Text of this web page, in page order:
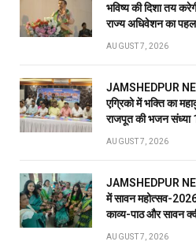
भविष्य की दिशा तय
राज्य अधिवेशन का
AUGUST 7, 2026
JAMSHEDPUR
एग्रिको में भक्ति का
राजपूत की भजन संध्या
AUGUST 7, 2026
JAMSHEDPUR
में सावन महोत्सव-
काव्य-पाठ और सावन
AUGUST 7, 2026